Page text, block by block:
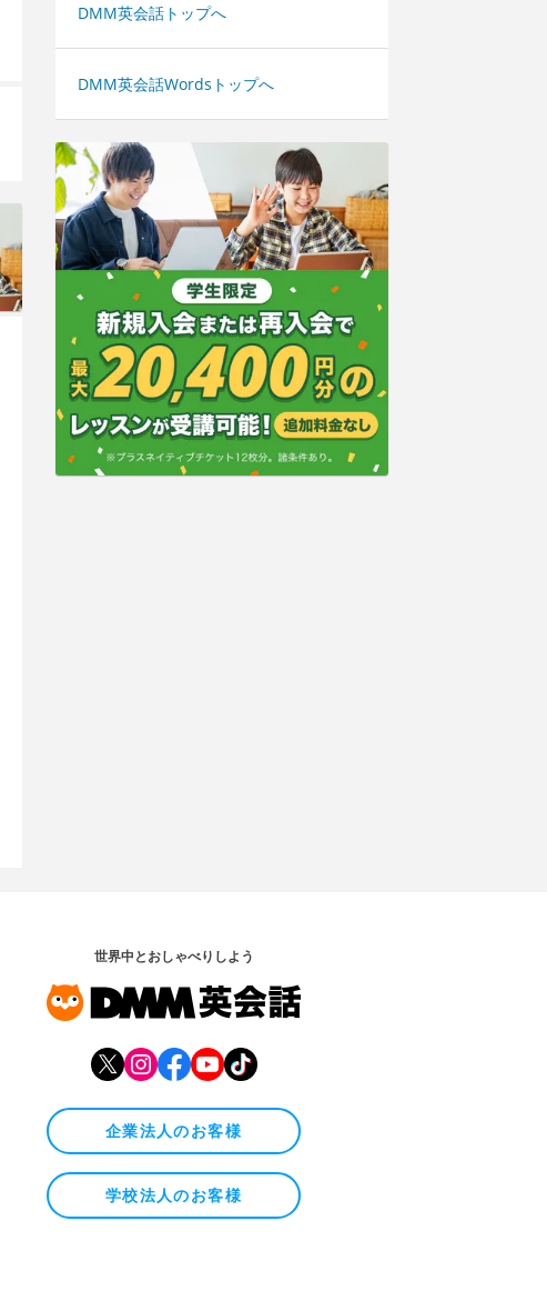
DMM英会話トップへ
DMM英会話Wordsトップへ
世界中とおしゃべりしよう
企業法人のお客様
学校法人のお客様